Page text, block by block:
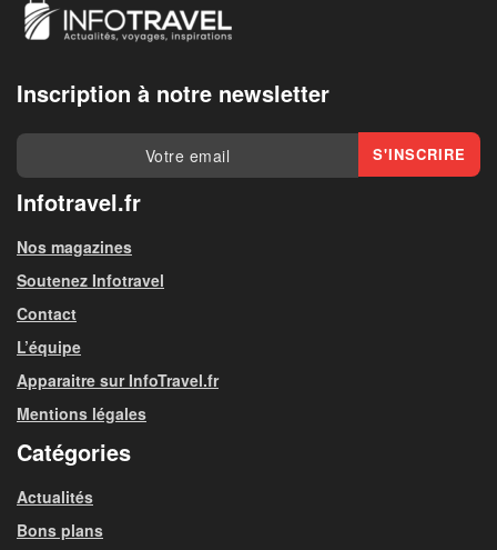
Inscription à notre newsletter
Infotravel.fr
Nos magazines
Soutenez Infotravel
Contact
L’équipe
Apparaitre sur InfoTravel.fr
Mentions légales
Catégories
Actualités
Bons plans